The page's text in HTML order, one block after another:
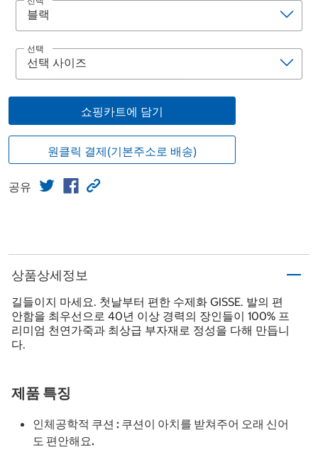
선택
쇼핑카트에 담기
원클릭 결제(기본주소로 배송)
공유
상품상세정보
길들이지 마세요. 첫날부터 편한 수제화 GISSE. 발의 편
안함을 최우선으로 40년 이상 경력의 장인들이 100% 프
리미엄 천연가죽과 최상급 부자재로 정성을 다해 만듭니
다.
제품 특징
인체공학적 쿠션 : 쿠션이 아치를 받쳐주어 오래 신어
도 편안해요.